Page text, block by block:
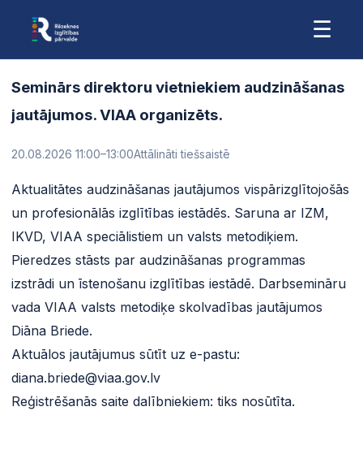
☰
Seminārs direktoru vietniekiem audzināšanas
jautājumos. VIAA organizēts.
20.08.2026 11:00–13:00Attālināti tiešsaistē
Aktualitātes audzināšanas jautājumos vispārizglītojošās
un profesionālās izglītības iestādēs. Saruna ar IZM,
IKVD, VIAA speciālistiem un valsts metodiķiem.
Pieredzes stāsts par audzināšanas programmas
izstrādi un īstenošanu izglītības iestādē. Darbsemināru
vada VIAA valsts metodiķe skolvadības jautājumos
Diāna Briede.
Aktuālos jautājumus sūtīt uz e-pastu:
diana.briede@viaa.gov.lv
Reģistrēšanās saite dalībniekiem: tiks nosūtīta.